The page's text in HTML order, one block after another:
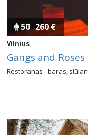
50 260 €
Vilnius
Gangs and
Restoranas - baras,